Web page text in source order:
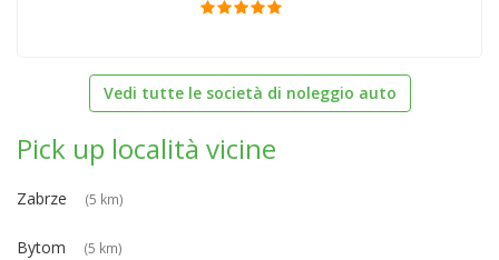
Vedi tutte le società di noleggio auto
Pick up località vicine
Zabrze (5 km)
Bytom (5 km)